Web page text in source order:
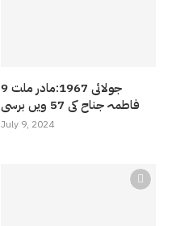
9 جولائی 1967:مادر ملت
فاطمہ جناح کی 57 ویں برسی
July 9, 2024